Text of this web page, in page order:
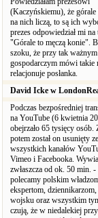
(Kaczyńskiemu), że górale
na nich liczą, to są ich
prezes odpowiedział mi na
"Górale to męczą konie".
szoku, że przy tak ważnym
gospodarczym mówi takie
relacjonuje posłanka.
David Icke w
Podczas bezpośredniej
na YouTube (6 kwietnia
obejrzało 65 tysięcy osób.
potem został on usunięty ze
wszystkich kanałów
Vimeo i Facebooka.
zwłaszcza od ok. 50 min. -
polecamy polskim
ekspertom,
wojsku oraz wszystkim
czują, że w niedalekiej